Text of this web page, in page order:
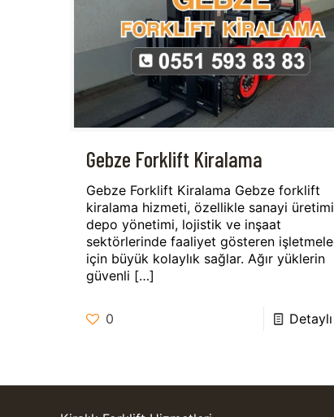
Gebze Forklift Kiralama
Gebze Forklift Kiralama Gebze forklift
kiralama hizmeti, özellikle sanayi
depo yönetimi, lojistik ve inşaat
sektörlerinde faaliyet gösteren
için büyük kolaylık sağlar. Ağır yüklerin
güvenli […]
0